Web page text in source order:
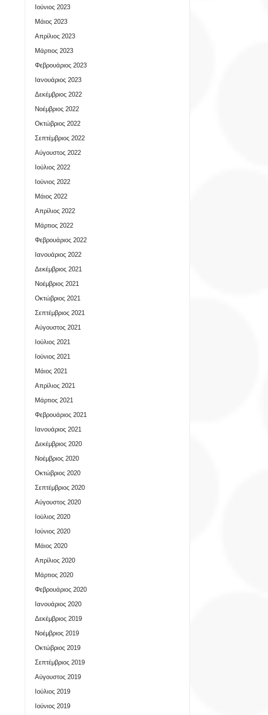
Ιούνιος 2023
Μάιος 2023
Απρίλιος 2023
Μάρτιος 2023
Φεβρουάριος 2023
Ιανουάριος 2023
Δεκέμβριος 2022
Νοέμβριος 2022
Οκτώβριος 2022
Σεπτέμβριος 2022
Αύγουστος 2022
Ιούλιος 2022
Ιούνιος 2022
Μάιος 2022
Απρίλιος 2022
Μάρτιος 2022
Φεβρουάριος 2022
Ιανουάριος 2022
Δεκέμβριος 2021
Νοέμβριος 2021
Οκτώβριος 2021
Σεπτέμβριος 2021
Αύγουστος 2021
Ιούλιος 2021
Ιούνιος 2021
Μάιος 2021
Απρίλιος 2021
Μάρτιος 2021
Φεβρουάριος 2021
Ιανουάριος 2021
Δεκέμβριος 2020
Νοέμβριος 2020
Οκτώβριος 2020
Σεπτέμβριος 2020
Αύγουστος 2020
Ιούλιος 2020
Ιούνιος 2020
Μάιος 2020
Απρίλιος 2020
Μάρτιος 2020
Φεβρουάριος 2020
Ιανουάριος 2020
Δεκέμβριος 2019
Νοέμβριος 2019
Οκτώβριος 2019
Σεπτέμβριος 2019
Αύγουστος 2019
Ιούλιος 2019
Ιούνιος 2019